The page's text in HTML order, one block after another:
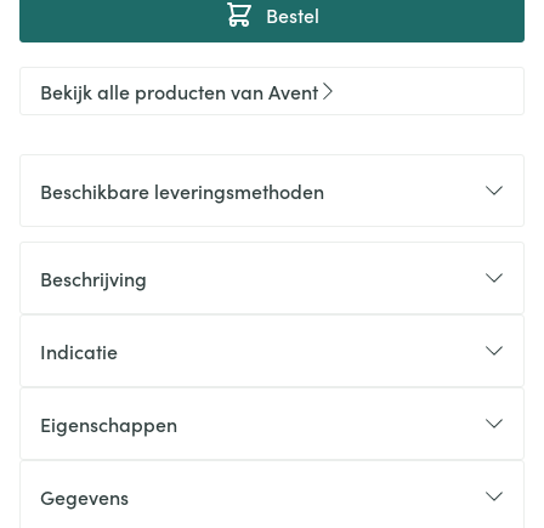
Bestel
Bekijk alle producten van Avent
Beschikbare leveringsmethoden
Beschrijving
Indicatie
Eigenschappen
Gegevens